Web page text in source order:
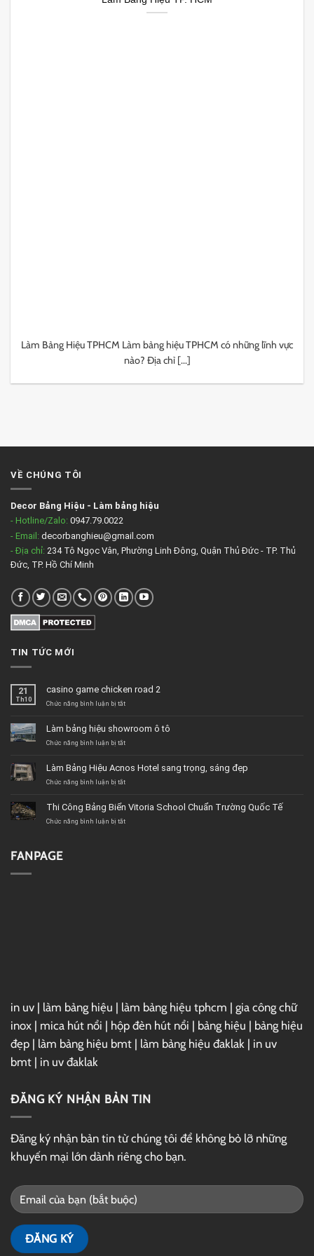
Làm Bảng Hiệu TPHCM Làm bảng hiệu TPHCM có những lĩnh vực
nào? Địa chỉ [...]
VỀ CHÚNG TÔI
Decor Bảng Hiệu - Làm bảng hiệu
- Hotline/Zalo: 0947.79.0022
- Email: decorbanghieu@gmail.com
- Địa chỉ: 234 Tô Ngọc Vân, Phường Linh Đông, Quận Thủ Đức - TP. Thủ
Đức, TP. Hồ Chí Minh
TIN TỨC MỚI
21
Th10
casino game chicken road 2
Chức năng bình luận bị tắtở
chicken
road
Làm bảng hiệu showroom ô tô
Chức năng bình luận bị tắtở
hiệu
showroom
Làm Bảng Hiệu Acnos Hotel sang trọng, sáng đẹp
Chức năng bình luận bị tắtở
Hiệu
Acnos
Thi Công Bảng Biển Vitoria School Chuẩn Trường Quốc Tế
Chức năng bình luận bị tắtở
FANPAGE
in uv | làm bảng hiệu | làm bảng hiệu tphcm | gia công chữ
inox | mica hút nổi | hộp đèn hút nổi | bảng hiệu | bảng hiệu
đẹp | làm bảng hiệu bmt | làm bảng hiệu đaklak | in uv
bmt | in uv đaklak
ĐĂNG KÝ NHẬN BẢN TIN
Đăng ký nhận bản tin từ chúng tôi để không bỏ lỡ những
khuyến mại lớn dành riêng cho bạn.